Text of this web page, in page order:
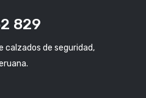
829
calzados de seguridad,